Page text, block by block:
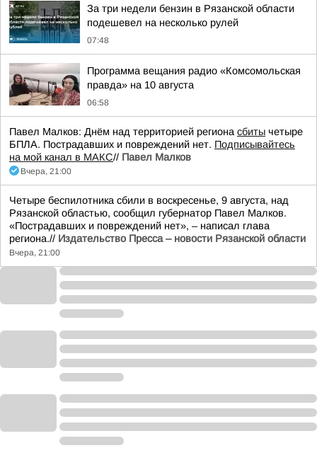
За три недели бензин в Рязанской области
подешевел на несколько рулей
07:48
Программа вещания радио «Комсомольская
правда» на 10 августа
06:58
Павел Малков: Днём над территорией региона сбиты четыре
БПЛА. Пострадавших и повреждений нет. Подписывайтесь
на мой канал в МАКС// Павел Малков
Вчера, 21:00
Четыре беспилотника сбили в воскресенье, 9 августа, над
Рязанской областью, сообщил губернатор Павел Малков.
«Пострадавших и повреждений нет», – написал глава
региона.// Издательство Пресса – новости Рязанской области
Вчера, 21:00